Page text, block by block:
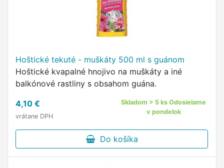
Hoštické tekuté - muškáty 500 ml s guánom
Hoštické kvapalné hnojivo na muškáty a iné
balkónové rastliny s obsahom guána.
4,10 €
vrátane DPH
Skladom > 5 ks Odosielame
v pondelok
Do košíka